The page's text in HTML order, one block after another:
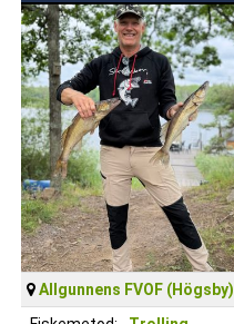
Allgunnens FVOF (Högsby)